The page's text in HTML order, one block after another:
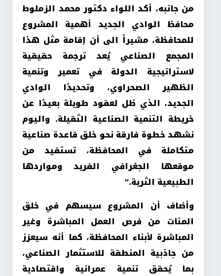
من جانبه، أكد اللواء دكتور محمد الزملوط
محافظ الوادي الجديد أهمية المشروع
للمحافظة، مشيراً الى أن إقامة مثل هذا
المجمع الصناعي يُعد ترجمة حقيقية
لاستراتيجية الدولة في تعمير وتنمية
الظهير الصحراوي، وتحديدًا الوادي
الجديد، الذي ظل لعقود طويلة بعيدًا عن
خريطة التنمية الصناعية الثقيلة. واليوم
نشهد خطوة فارقة نحو خلق قاعدة صناعية
متكاملة في المحافظة، تستفيد من
موقعها الجغرافي الفريد ومواردها
الطبيعية الثرية.”
وأضاف أن المشروع سيسهم في خلق
المئات من فرص العمل المباشرة وغير
المباشرة لأبناء المحافظة، كما أنه سيعزز
من جاذبية المنطقة للاستثمار الصناعي،
بما يُحقق تنمية عمرانية واقتصادية